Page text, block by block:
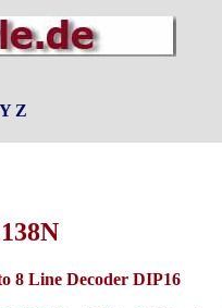
Y Z
8 Line Decoder DIP16